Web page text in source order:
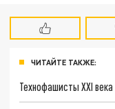
ЧИТАЙТЕ ТАКЖЕ:
Технофашисты XXI века